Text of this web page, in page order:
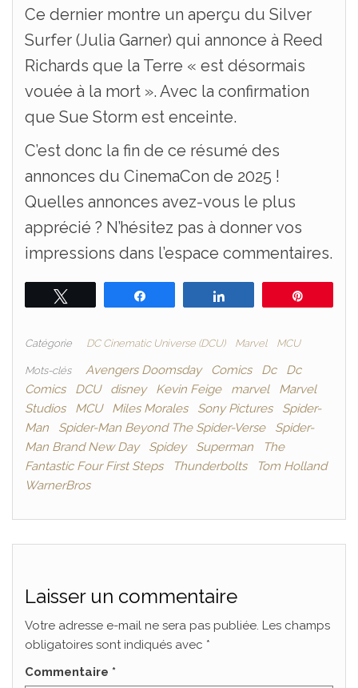
Ce dernier montre un aperçu du Silver
Surfer (Julia Garner) qui annonce à Reed
Richards que la Terre « est désormais
vouée à la mort ». Avec la confirmation
que Sue Storm est enceinte.
C’est donc la fin de ce résumé des
annonces du CinemaCon de 2025 !
Quelles annonces avez-vous le plus
apprécié ? N’hésitez pas à donner vos
impressions dans l’espace commentaires.
Catégorie DC Cinematic Universe (DCU) Marvel MCU
Mots-clés Avengers Doomsday Comics Dc
Dc
Comics
DCU disney Kevin Feige marvel
Marvel
Studios
MCU Miles Morales Sony Pictures
Spider-
Man
Spider-Man Beyond The Spider-Verse
Spider-
Man Brand New Day
Spidey Superman
The
Fantastic Four First Steps
Thunderbolts
Tom Holland
WarnerBros
Laisser un commentaire
Votre adresse e-mail ne sera pas publiée. Les champs
obligatoires sont indiqués avec *
Commentaire *